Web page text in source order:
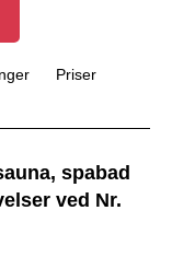
Priser
spabad
ved Nr.